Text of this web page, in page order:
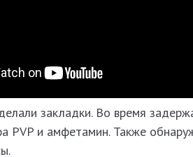
закладки. Во время
PVP и амфетамин. Также